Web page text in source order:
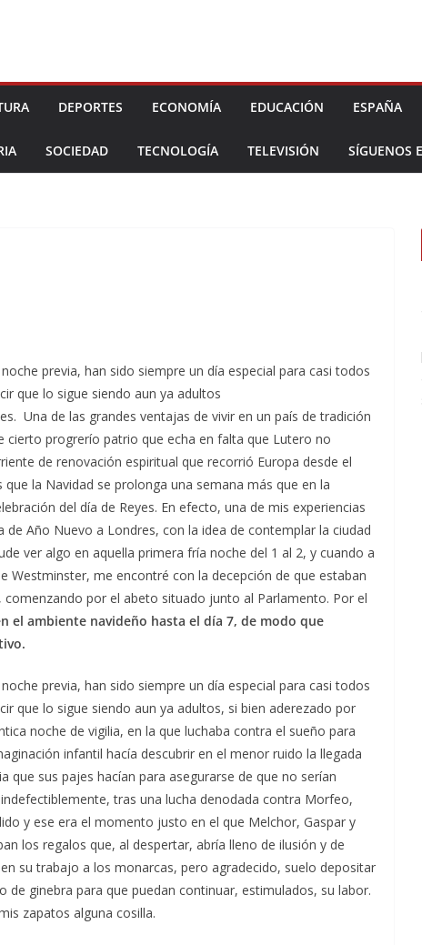
DEPORTES ECONOMÍA EDUCACIÓN ESPAÑA
SOCIEDAD TECNOLOGÍA TELEVISIÓN SÍGUENOS
previa, han sido siempre un día especial para casi todos
que lo sigue siendo aun ya adultos
Una de las grandes ventajas de vivir en un país de tradición
cierto progrerío patrio que echa en falta que Lutero no
de renovación espiritual que recorrió Europa desde el
la Navidad se prolonga una semana más que en la
del día de Reyes. En efecto, una de mis experiencias
Año Nuevo a Londres, con la idea de contemplar la ciudad
ver algo en aquella primera fría noche del 1 al 2, y cuando a
Westminster, me encontré con la decepción de que estaban
por el abeto situado junto al Parlamento. Por el
el ambiente navideño hasta el día 7, de modo que
previa, han sido siempre un día especial para casi todos
que lo sigue siendo aun ya adultos, si bien aderezado por
noche de vigilia, en la que luchaba contra el sueño para
infantil hacía descubrir en el menor ruido la llegada
que sus pajes hacían para asegurarse de que no serían
tras una lucha denodada contra Morfeo,
y ese era el momento justo en el que Melchor, Gaspar y
los regalos que, al despertar, abría lleno de ilusión y de
su trabajo a los monarcas, pero agradecido, suelo depositar
de ginebra para que puedan continuar, estimulados, su labor.
zapatos alguna cosilla.